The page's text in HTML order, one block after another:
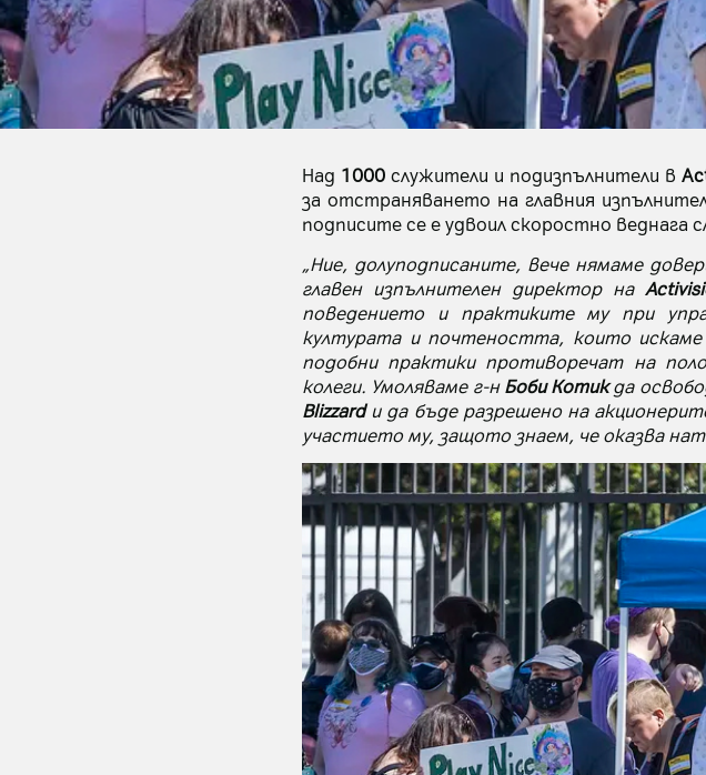
Над 1000 служители и подизпълнители в
за отстраняването на главния
подписите се е удвоил скоростно веднага
„Ние, долуподписаните, вече нямаме
главен изпълнителен директор на
поведението и практиките му при
културата и почтеността, които
подобни практики противоречат на
колеги. Умоляваме г-нБоби Котикда
Blizzardи да бъде разрешено на
участието му, защото знаем, че оказва